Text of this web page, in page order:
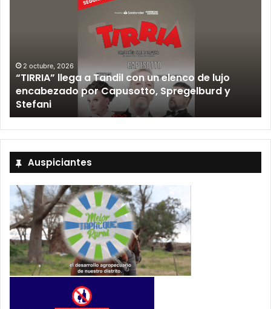
2 octubre, 2026
“TIRRIA” llega a Tandil con un elenco de lujo
encabezado por Capusotto, Spregelburd y
Stefani
Auspiciantes